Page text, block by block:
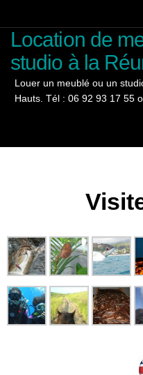
contenu
Location de
studio à la
Louer un meublé ou un
Hauts. Tél : 06 92 93 17 55